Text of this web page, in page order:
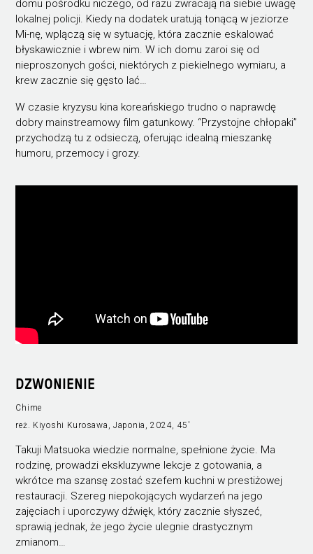
domu pośrodku niczego, od razu zwracają na siebie uwagę
lokalnej policji. Kiedy na dodatek uratują tonącą w jeziorze
Mi-nę, wplączą się w sytuację, która zacznie eskalować
błyskawicznie i wbrew nim. W ich domu zaroi się od
nieproszonych gości, niektórych z piekielnego wymiaru, a
krew zacznie się gęsto lać…
W czasie kryzysu kina koreańskiego trudno o naprawdę
dobry mainstreamowy film gatunkowy. “Przystojne chłopaki”
przychodzą tu z odsieczą, oferując idealną mieszankę
humoru, przemocy i grozy.
DZWONIENIE
Chime
reż. Kiyoshi Kurosawa, Japonia, 2024, 45'
Takuji Matsuoka wiedzie normalne, spełnione życie. Ma
rodzinę, prowadzi ekskluzywne lekcje z gotowania, a
wkrótce ma szansę zostać szefem kuchni w prestiżowej
restauracji. Szereg niepokojących wydarzeń na jego
zajęciach i uporczywy dźwięk, który zacznie słyszeć,
sprawią jednak, że jego życie ulegnie drastycznym
zmianom…